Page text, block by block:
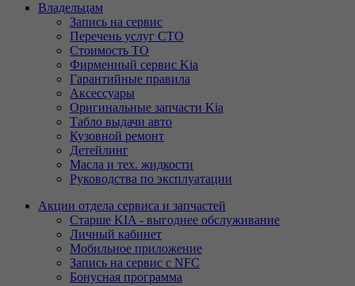
Владельцам
Запись на сервис
Перечень услуг СТО
Стоимость ТО
Фирменный сервис Kia
Гарантийные правила
Аксессуары
Оригинальные запчасти Kia
Табло выдачи авто
Кузовной ремонт
Детейлинг
Масла и тех. жидкости
Руководства по эксплуатации
Акции отдела сервиса и запчастей
Старше KIA - выгоднее обслуживание
Личный кабинет
Мобильное приложение
Запись на сервис с NFC
Бонусная программа